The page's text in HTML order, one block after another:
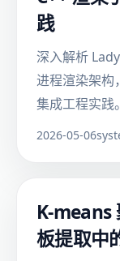
践
深入解析
进程渲染架构
集成工程实践。
2026-05-06
K-means
板提取中